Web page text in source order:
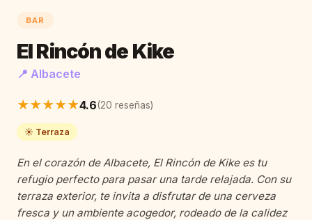
BAR
El Rincón de Kike
📍 Albacete
★★★★★4.6(20 reseñas)
☀️ Terraza
En el corazón de Albacete, El Rincón de Kike es tu
refugio perfecto para pasar una tarde relajada. Con su
terraza exterior, te invita a disfrutar de una cerveza
fresca y un ambiente acogedor, rodeado de la calidez